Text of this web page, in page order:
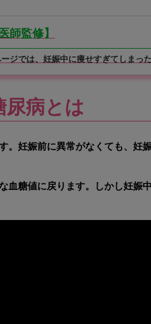
師監修】
ジでは、妊娠中に痩せすぎてしまっ
尿病とは
。妊娠前に異常がなくても、妊
血糖値に戻ります。しかし妊娠